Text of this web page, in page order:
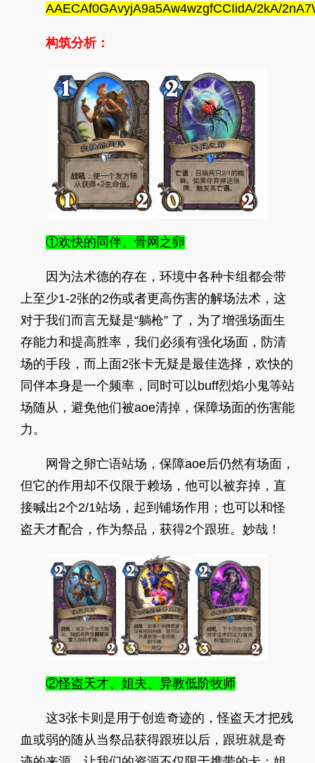
AAECAf0GAvyjA9a5Aw4wzgfCCIidA/2kA/
构筑分析：
①欢快的同伴、骨网之卵
因为法术德的存在，环境中各种卡组都会带
上至少1-2张的2伤或者更高伤害的解场法术，这
对于我们而言无疑是“躺枪” 了，为了增强场面生
存能力和提高胜率，我们必须有强化场面，防清
场的手段，而上面2张卡无疑是最佳选择，欢快的
同伴本身是一个频率，同时可以buff烈焰小鬼等站
场随从，避免他们被aoe清掉，保障场面的伤害能
力。
网骨之卵亡语站场，保障aoe后仍然有场面，
但它的作用却不仅限于赖场，他可以被弃掉，直
接喊出2个2/1站场，起到铺场作用；也可以和怪
盗天才配合，作为祭品，获得2个跟班。妙哉！
②怪盗天才、姐夫、异教低阶牧师
这3张卡则是用于创造奇迹的，怪盗天才把残
血或弱的随从当祭品获得跟班以后，跟班就是奇